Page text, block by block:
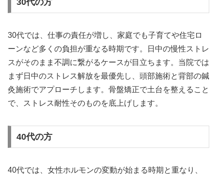
30代の方
30代では、仕事の責任が増し、家庭でも子育てや住宅ロ
ーンなど多くの負担が重なる時期です。日中の慢性ストレ
スがそのまま不調に繋がるケースが目立ちます。当院では
まず日中のストレス解放を最優先し、頭部施術と背部の鍼
灸施術でアプローチします。骨盤矯正で土台を整えること
で、ストレス耐性そのものを底上げします。
40代の方
40代では、女性ホルモンの変動が始まる時期と重なり、